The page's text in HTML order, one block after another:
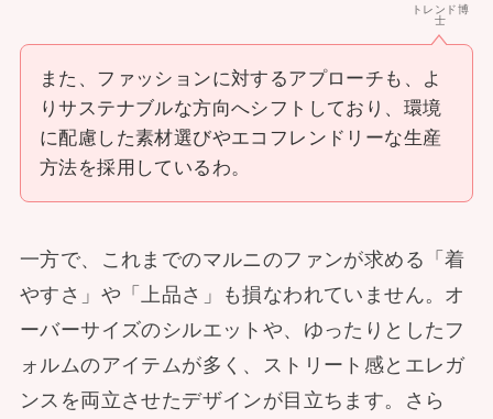
トレンド博
士
また、ファッションに対するアプローチも、よ
りサステナブルな方向へシフトしており、環境
に配慮した素材選びやエコフレンドリーな生産
方法を採用しているわ。
一方で、これまでのマルニのファンが求める「着
やすさ」や「上品さ」も損なわれていません。オ
ーバーサイズのシルエットや、ゆったりとしたフ
ォルムのアイテムが多く、ストリート感とエレガ
ンスを両立させたデザインが目立ちます。さら